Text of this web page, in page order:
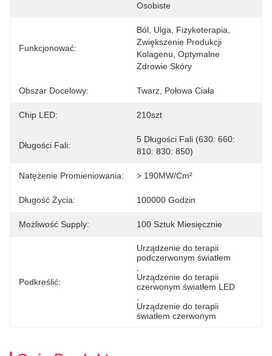
Osobiste
Funkcjonować:
Ból, Ulga, Fizykoterapia,
Zwiększenie Produkcji
Kolagenu, Optymalne
Zdrowie Skóry
Obszar Docelowy: Twarz, Połowa Ciała
Chip LED: 210szt
Długości Fali:
5 Długości Fali (630: 660:
810: 830: 850)
Natężenie Promieniowania: > 190MW/cm²
Długość Życia: 100000 Godzin
Możliwość Supply: 100 Sztuk Miesięcznie
Podkreślić:
Urządzenie do terapii
podczerwonym światłem
Urządzenie do terapii
czerwonym światłem LED
Urządzenie do terapii
światłem czerwonym